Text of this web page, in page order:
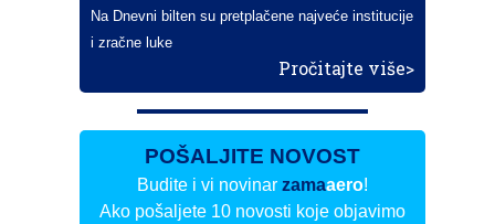
Na Dnevni bilten su pretplačene najveće institucije
i zračne luke
Pročitajte više>
POŠALJITE NOVOST
Budite i vi novinar zamaaero!
Ako pošaljete 10 novosti koje objavimo